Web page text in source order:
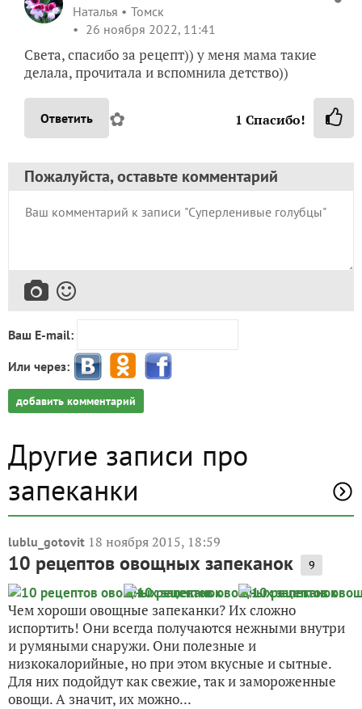
Наталья
Томск
26 ноября 2022, 11:41
Света, спасибо за рецепт)) у меня мама такие
делала, прочитала и вспомнила детство))
Ответить ✿ 1 Спасибо!
Пожалуйста, оставьте комментарий
Ваш E-mail:
Или через:
добавить комментарий
Другие записи про
запеканки
lublu_gotovit 18 ноября 2015, 18:59
10 рецептов овощных запеканок 9
Чем хороши овощные запеканки? Их сложно
испортить! Они всегда получаются нежными внутри
и румяными снаружи. Они полезные и
низкокалорийные, но при этом вкусные и сытные.
Для них подойдут как свежие, так и замороженные
овощи. А значит, их можно...